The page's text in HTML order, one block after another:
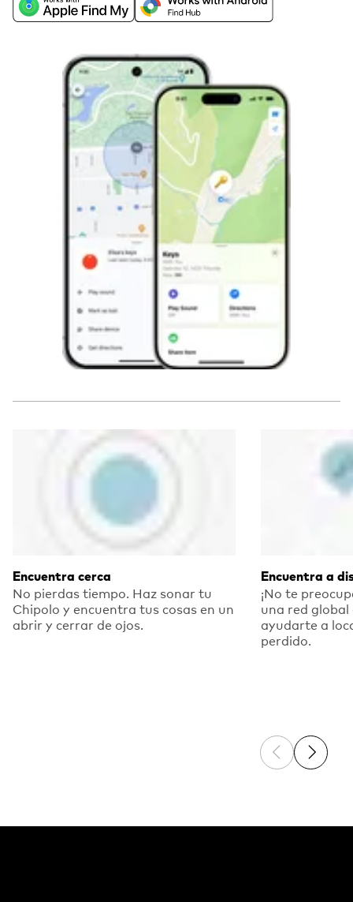
Encuentra cerca
No pierdas tiempo. Haz sonar tu
Chipolo y encuentra tus cosas en un
abrir y cerrar de ojos.
Encuentra a
¡No te
una red
ayudarte a
perdido.
Previous
Next